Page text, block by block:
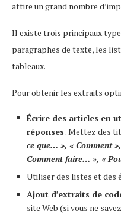
attire un grand nombre
Il existe trois principaux
paragraphes de texte, les
tableaux.
Pour obtenir les extraits
Écrire des articles en
réponses. Mettez des
ce que… », « Comment
Comment faire… », «
Utiliser des listes et des
Ajout d’extraits de
site Web (si vous ne